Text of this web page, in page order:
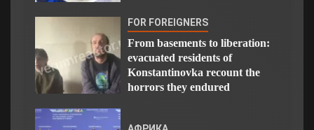
FOR FOREIGNERS
From basements to liberation:
evacuated residents of
Konstantinovka recount the
horrors they endured